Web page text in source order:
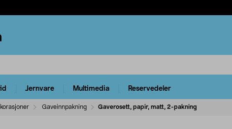
Jernvare Multimedia Reservedeler
Gaveinnpakning Gaverosett, papir, matt, 2-pakning